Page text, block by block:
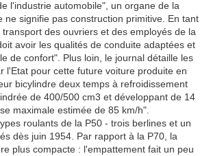
l'industrie automobile", un organe de la
ne signifie pas construction primitive. En tant
des ouvriers et des employés de la
avoir les qualités de conduite adaptées et
de confort". Plus loin, le journal détaille les
l'Etat pour cette future voiture produite en
bicylindre deux temps à refroidissement
de 400/500 cm3 et développant de 14
maximale estimée de 85 km/h".
roulants de la P50 - trois berlines et un
dès juin 1954. Par rapport à la P70, la
plus compacte : l'empattement fait un peu